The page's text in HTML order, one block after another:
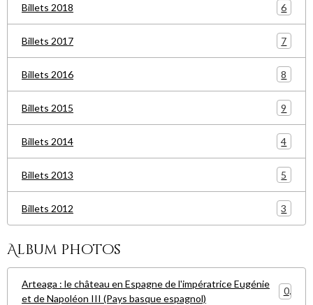
Billets 2018 6
Billets 2017 7
Billets 2016 8
Billets 2015 9
Billets 2014 4
Billets 2013 5
Billets 2012 3
Album photos
Arteaga : le château en Espagne de l'impératrice Eugénie
et de Napoléon III (Pays basque espagnol)
0